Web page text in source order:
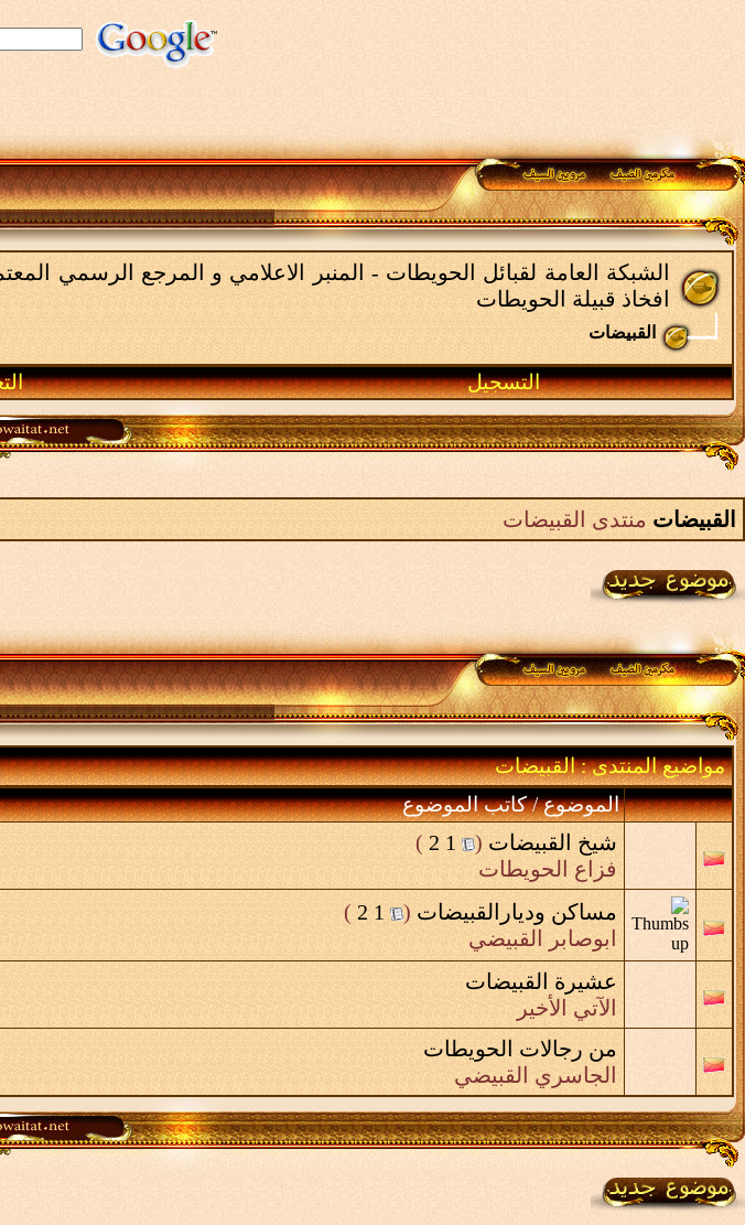
الشبكة العامة لقبائل الحويطات - المنبر الاعلامي و المرجع الرسمي
افخاذ قبيلة الحويطات
القبيضات
التسجيل
القبيضات منتدى القبيضات
مواضيع المنتدى: القبيضات
الموضوع/كاتب الموضوع
شيخ القبيضات (
1
2
)
فزاع الحويطات
مساكن وديارالقبيضات (
1
2
)
ابوصابر القبيضي
عشيرة القبيضات
الآتي الأخير
من رجالات الحويطات
الجاسري القبيضي